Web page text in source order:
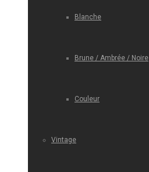
Blanche
Brune / Ambrée / Noire
Couleur
Vintage